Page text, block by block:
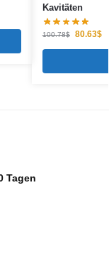
Kavitäten
100.78$ 80.63$
Tagen